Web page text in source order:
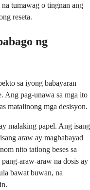
tumawag o tingnan ang
reseta.
ng
sa iyong babayaran
Ang pag-unawa sa mga ito
matalinong mga desisyon.
malaking papel. Ang isang
araw ay magbabayad
nito tatlong beses sa
araw-araw na dosis ay
bawat buwan, na